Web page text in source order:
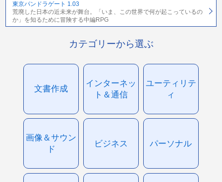
東京パンドラゲート 1.03
荒廃した日本の近未来が舞台。「いま、この世界で何が起こっているの
か」を知るために冒険する中編RPG
カテゴリーから選ぶ
文書作成
インターネッ
ト＆通信
ユーティリテ
ィ
画像＆サウン
ド
ビジネス パーソナル